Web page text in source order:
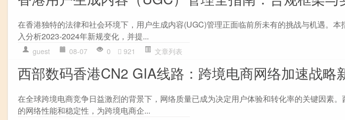
在香港独特的法律和社会环境下，用户生成内容(UGC)管理正面临前所未有的挑战与机遇。
入分析2023-2024年新规变化，并提...
guest 08-07 0 921 文章列表
西部数码香港CN2 GIA线路：跨境电商网络加速战略
在全球跨境电商竞争日益激烈的背景下，网络质量已成为决定用户体验和转化率的关键因素
的网络性能和稳定性，为跨境电商企...